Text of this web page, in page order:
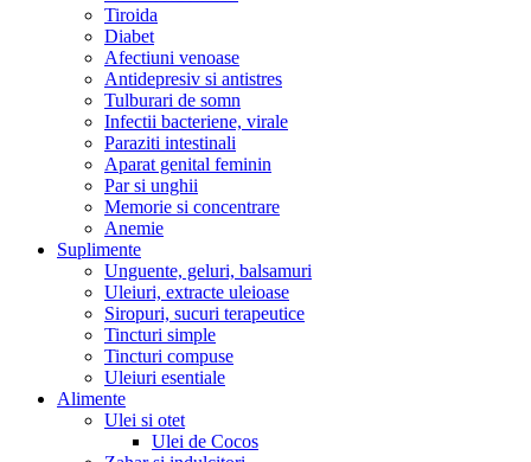
Tiroida
Diabet
Afectiuni venoase
Antidepresiv si antistres
Tulburari de somn
Infectii bacteriene, virale
Paraziti intestinali
Aparat genital feminin
Par si unghii
Memorie si concentrare
Anemie
Suplimente
Unguente, geluri, balsamuri
Uleiuri, extracte uleioase
Siropuri, sucuri terapeutice
Tincturi simple
Tincturi compuse
Uleiuri esentiale
Alimente
Ulei si otet
Ulei de Cocos